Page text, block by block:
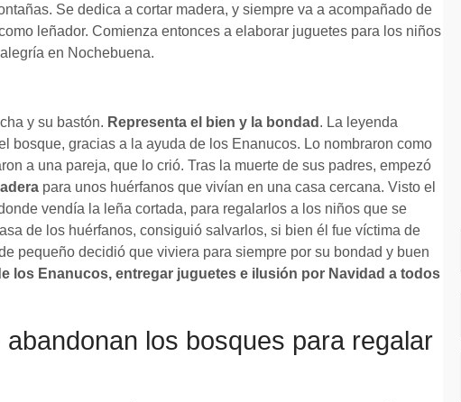
Se dedica a cortar madera, y siempre va a acompañado de
leñador. Comienza entonces a elaborar juguetes para los niños
en Nochebuena.
y su bastón. Representa el bien y la bondad . La leyenda
bosque, gracias a la ayuda de los Enanucos. Lo nombraron como
a una pareja, que lo crió. Tras la muerte de sus padres, empezó
para unos huérfanos que vivían en una casa cercana. Visto el
vendía la leña cortada, para regalarlos a los niños que se
de los huérfanos, consiguió salvarlos, si bien él fue víctima de
pequeño decidió que viviera para siempre por su bondad y buen
los Enanucos, entregar juguetes e ilusión por Navidad a todos
los bosques para regalar